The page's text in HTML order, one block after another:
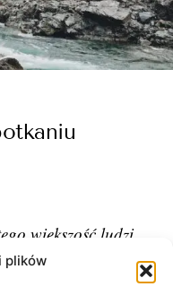
plików
większość ludzi